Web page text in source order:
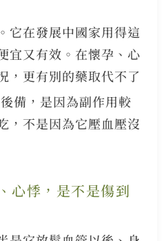
它在發展中國家用得這
宜又有效。在懷孕、心
，更有別的藥取代不了
備，是因為副作用較
，不是因為它壓血壓沒
心悸，是不是傷到